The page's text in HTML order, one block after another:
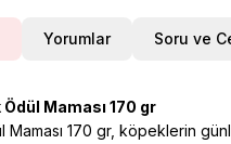
Yorumlar Soru ve
Maması 170 gr
Maması 170 gr, köpeklerin